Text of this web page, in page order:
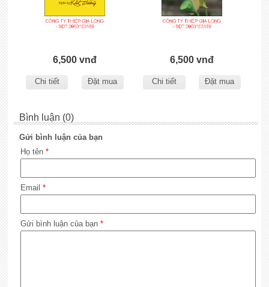
6,500 vnđ
Chi tiết Đặt mua
6,500 vnđ
Chi tiết Đặt mua
Bình luận (0)
Gửi bình luận của bạn
Họ tên *
Email *
Gửi bình luận của bạn *